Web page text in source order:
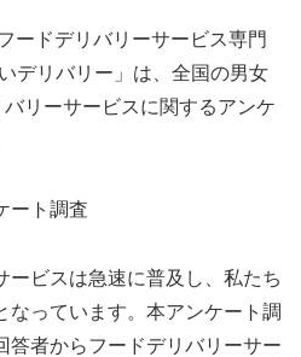
ードデリバリーサービス専門
デリバリー」は、全国の男女
リーサービスに関するアンケ
ート調査
ービスは急速に普及し、私たち
なっています。本アンケート調
答者からフードデリバリーサー